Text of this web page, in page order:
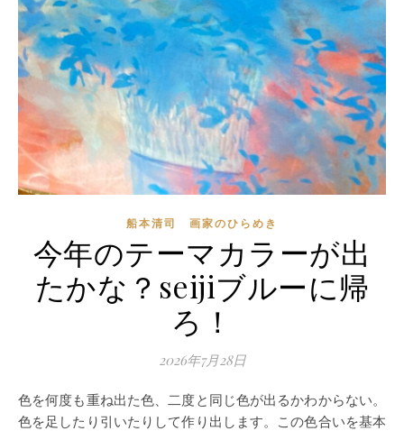
船本清司 画家のひらめき
今年のテーマカラーが出
たかな？seijiブルーに帰
ろ！
2026年7月28日
色を何度も重ね出た色、二度と同じ色が出るかわからない。
色を足したり引いたりして作り出します。この色合いを基本